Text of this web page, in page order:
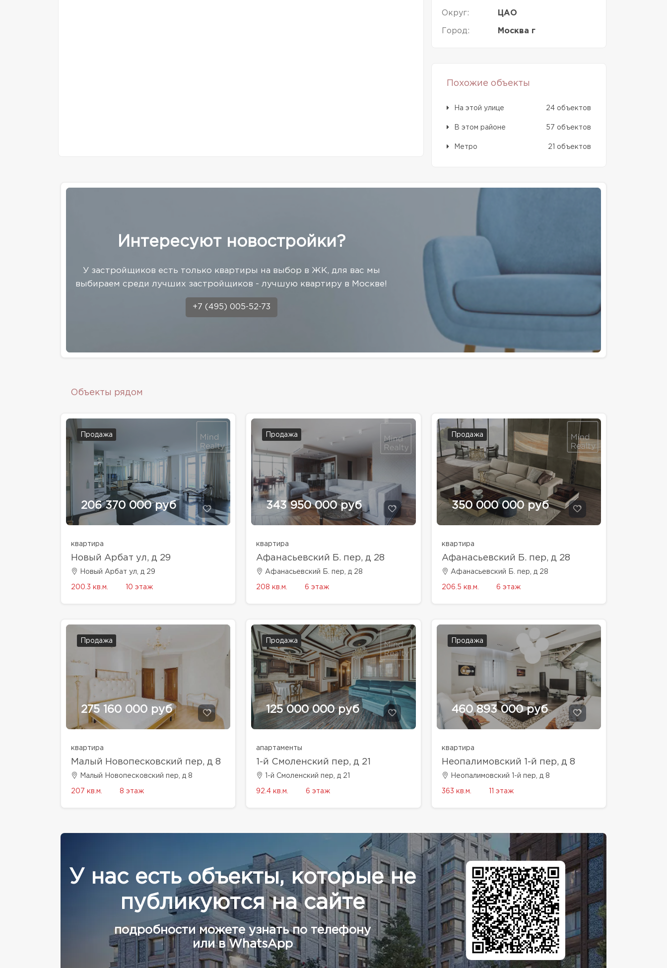
Округ: ЦАО
Город: Москва г
Похожие объекты
На этой улице 24 объектов
В этом районе 57 объектов
Метро 21 объектов
Интересуют новостройки?
У застройщиков есть только квартиры на выбор в ЖК, для вас мы
выбираем среди лучших застройщиков - лучшую квартиру в Москве!
+7 (495) 005-52-73
Объекты рядом
Продажа
206 370 000 руб
квартира
Новый Арбат ул, д 29
Новый Арбат ул, д 29
200.3 кв.м. 10 этаж
Продажа
343 950 000 руб
квартира
Афанасьевский Б. пер, д 28
Афанасьевский Б. пер, д 28
208 кв.м. 6 этаж
Продажа
350 000 000 руб
квартира
Афанасьевский Б. пер, д 28
Афанасьевский Б. пер, д 28
206.5 кв.м. 6 этаж
Продажа
275 160 000 руб
квартира
Малый Новопесковский пер, д 8
Малый Новопесковский пер, д 8
207 кв.м. 8 этаж
Продажа
125 000 000 руб
апартаменты
1-й Смоленский пер, д 21
1-й Смоленский пер, д 21
92.4 кв.м. 6 этаж
Продажа
460 893 000 руб
квартира
Неопалимовский 1-й пер, д 8
Неопалимовский 1-й пер, д 8
363 кв.м. 11 этаж
У нас есть объекты, которые не
публикуются на сайте
подробности можете узнать по телефону
или в WhatsApp